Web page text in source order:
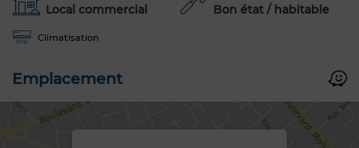
Local commercial Bon état / habitable
Climatisation
Emplacement